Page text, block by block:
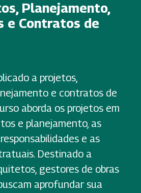
Planejamento,
e Contratos de
a projetos,
e contratos de
aborda os projetos em
e planejamento, as
e as
Destinado a
gestores de obras
aprofundar sua